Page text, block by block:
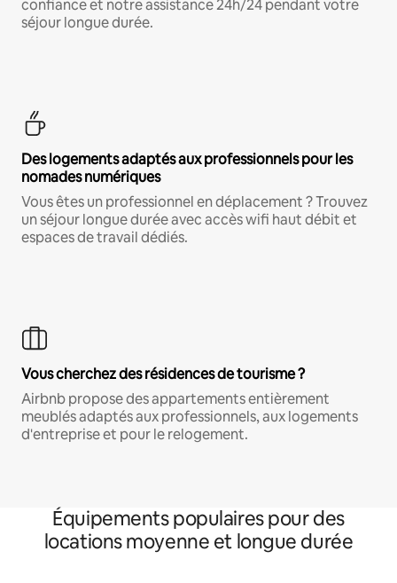
confiance et notre assistance 24h/24 pendant votre
séjour longue durée.
Des logements adaptés aux professionnels pour les
nomades numériques
Vous êtes un professionnel en déplacement ? Trouvez
un séjour longue durée avec accès wifi haut débit et
espaces de travail dédiés.
Vous cherchez des résidences de tourisme ?
Airbnb propose des appartements entièrement
meublés adaptés aux professionnels, aux logements
d'entreprise et pour le relogement.
Équipements populaires pour des
locations moyenne et longue durée